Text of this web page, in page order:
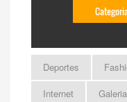
Deportes
Internet